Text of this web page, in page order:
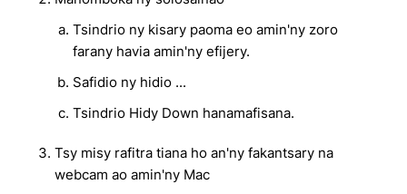
Tsindrio ny kisary paoma eo amin'ny zoro
farany havia amin'ny efijery.
Safidio ny hidio ...
Tsindrio Hidy Down hanamafisana.
Tsy misy rafitra tiana ho an'ny fakantsary na
webcam ao amin'ny Mac